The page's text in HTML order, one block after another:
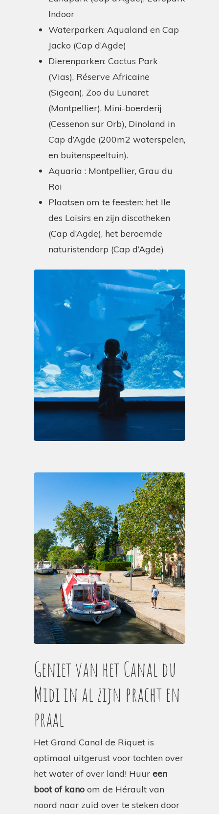
Indoor
Waterparken: Aqualand en Cap
Jacko (Cap d’Agde)
Dierenparken: Cactus Park
(Vias), Réserve Africaine
(Sigean), Zoo du Lunaret
(Montpellier), Mini-boerderij
(Cessenon sur Orb), Dinoland in
Cap d’Agde (200m2 waterspelen,
en buitenspeeltuin).
Aquaria : Montpellier, Grau du
Roi
Plaatsen om te feesten: het Ile
des Loisirs en zijn discotheken
(Cap d’Agde), het beroemde
naturistendorp (Cap d’Agde)
Geniet van het Canal du
Midi in al zijn pracht en
praal
Het Grand Canal de Riquet is
optimaal uitgerust voor tochten over
het water of over land! Huur een
boot of kanoom de Hérault van
noord naar zuid over te steken door